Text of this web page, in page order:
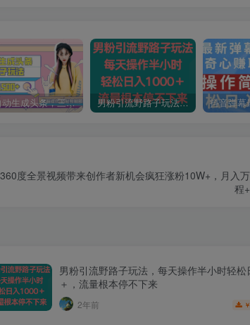
AI自动生成头条，三天必起号，三分钟轻松发布内容，复制粘贴，保姆级教… 男粉引流野路子玩法，每天操作半小时轻松日入1000＋，流量根本停不下来
360度全景视频带来创作者新机会疯狂涨粉10W+，月入
程
男粉引流野路子玩法，每天操作半小时轻
＋，流量根本停不下来
2年前 ￥